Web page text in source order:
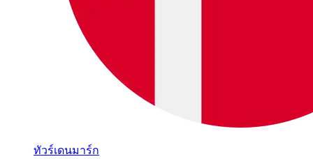
ทัวร์เดนมาร์ก